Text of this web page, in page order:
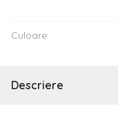
Culoare:
Descriere